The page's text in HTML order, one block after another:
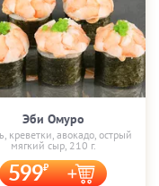
Эби Омуро
креветки, авокадо, острый
мягкий сыр, 210 г.
599